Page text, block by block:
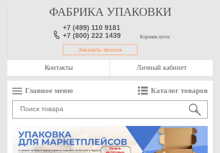
ФАБРИКА УПАКОВКИ
+7 (499) 110 9181
+7 (800) 222 1439
Заказать звонок
Корзина пуста
Контакты Личный кабинет
Главное меню Каталог товаров